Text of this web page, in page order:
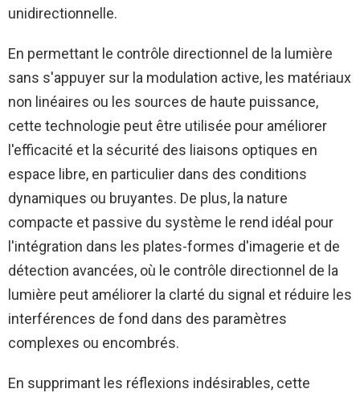
unidirectionnelle.
En permettant le contrôle directionnel de la lumière
sans s'appuyer sur la modulation active, les matériaux
non linéaires ou les sources de haute puissance,
cette technologie peut être utilisée pour améliorer
l'efficacité et la sécurité des liaisons optiques en
espace libre, en particulier dans des conditions
dynamiques ou bruyantes. De plus, la nature
compacte et passive du système le rend idéal pour
l'intégration dans les plates-formes d'imagerie et de
détection avancées, où le contrôle directionnel de la
lumière peut améliorer la clarté du signal et réduire les
interférences de fond dans des paramètres
complexes ou encombrés.
En supprimant les réflexions indésirables, cette